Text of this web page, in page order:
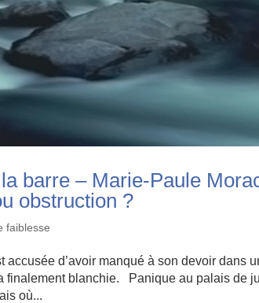
barre – Marie-Paule
obstruction ?
faiblesse
accusée d’avoir manqué à son devoir dans
finalement blanchie. Panique au palais de
où...